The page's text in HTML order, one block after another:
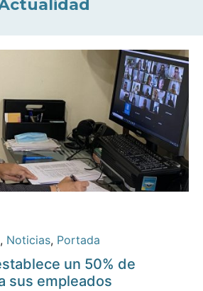
, Noticias, Portada
un 50% de
sus empleados